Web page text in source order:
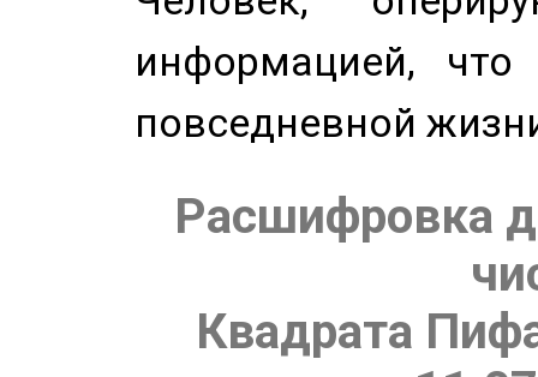
информацией,
повседневной
Расшифровка
Квадрата